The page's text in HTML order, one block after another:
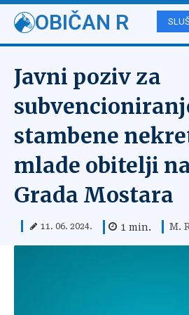
OBIČAN R
Javni poziv za
stambene
mlade obitelji
Grada Mostara
11. 06. 2024. 1 min. M.